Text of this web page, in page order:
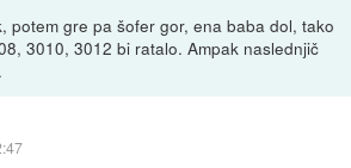
potem gre pa šofer gor, ena baba dol, tako
3010, 3012 bi ratalo. Ampak naslednjič